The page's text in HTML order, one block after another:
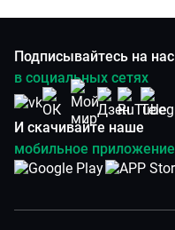
Подписывайтесь на нас
в социальных сетях
И скачивайте наше
мобильное приложение